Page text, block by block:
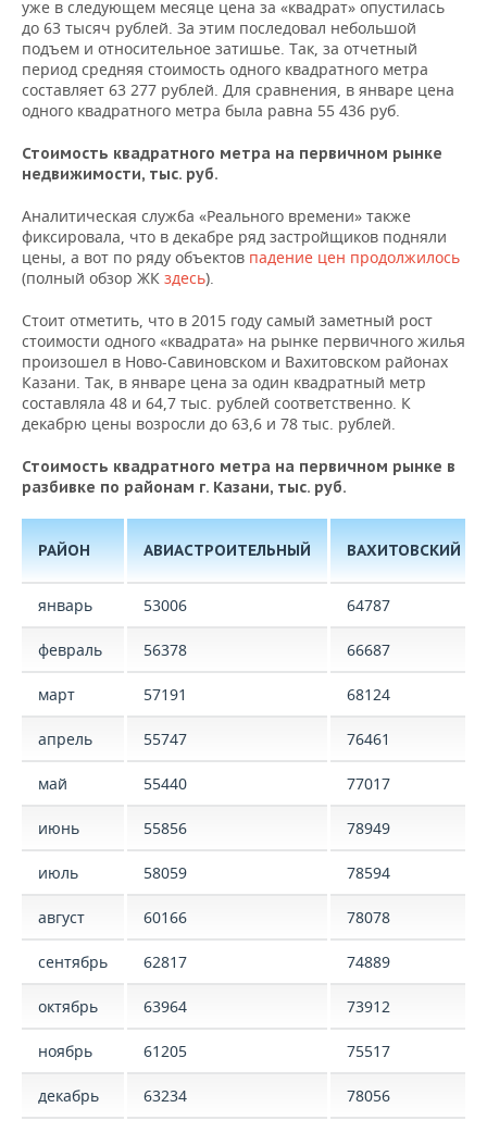
уже в следующем месяце цена за «квадрат» опустилась
до 63 тысяч рублей. За этим последовал небольшой
подъем и относительное затишье. Так, за отчетный
период средняя стоимость одного квадратного метра
составляет 63 277 рублей. Для сравнения, в январе цена
одного квадратного метра была равна 55 436 руб.
Стоимость квадратного метра на первичном рынке
недвижимости, тыс. руб.
Аналитическая служба «Реального времени» также
фиксировала, что в декабре ряд застройщиков подняли
цены, а вот по ряду объектов падение цен продолжилось
(полный обзор ЖК здесь).
Стоит отметить, что в 2015 году самый заметный рост
стоимости одного «квадрата» на рынке первичного жилья
произошел в Ново-Савиновском и Вахитовском районах
Казани. Так, в январе цена за один квадратный метр
составляла 48 и 64,7 тыс. рублей соответственно. К
декабрю цены возросли до 63,6 и 78 тыс. рублей.
Стоимость квадратного метра на первичном рынке в
разбивке по районам г. Казани, тыс. руб.
РАЙОН АВИАСТРОИТЕЛЬНЫЙ ВАХИТОВСКИЙ
январь 53006 64787
февраль 56378 66687
март 57191 68124
апрель 55747 76461
май 55440 77017
июнь 55856 78949
июль 58059 78594
август 60166 78078
сентябрь 62817 74889
октябрь 63964 73912
ноябрь 61205 75517
декабрь 63234 78056